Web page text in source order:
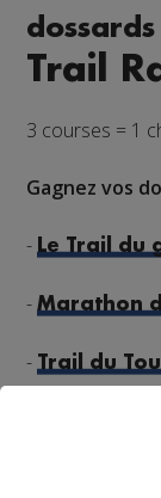
Trail
3 courses = 1
Gagnez vos
- Le Trail du
-Marathon
-Trail du
courir en duo